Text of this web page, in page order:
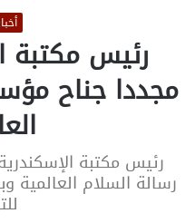
رئيس مكتبة
مجددا جناح
رئيس مكتبة
رسالة السلام العالمية